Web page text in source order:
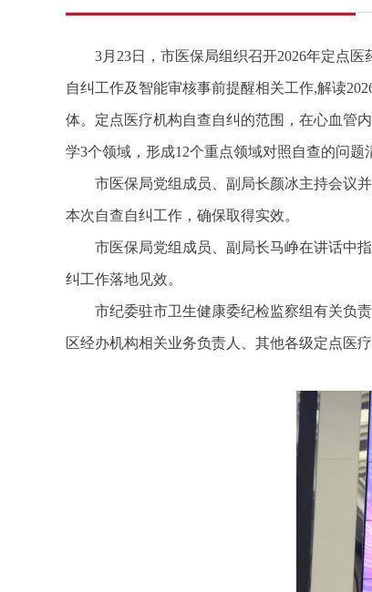
3月23日，市医保局组织召开2026年定点
自纠工作及智能审核事前提醒相关工作,解读
体。定点医疗机构自查自纠的范围，在心血管
学3个领域，形成12个重点领域对照自查的问题
市医保局党组成员、副局长颜冰主持会议
本次自查自纠工作，确保取得实效。
市医保局党组成员、副局长马峥在讲话中
纠工作落地见效。
市纪委驻市卫生健康委纪检监察组有关负
区经办机构相关业务负责人、其他各级定点医